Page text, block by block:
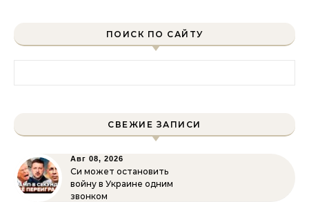
ПОИСК ПО САЙТУ
СВЕЖИЕ ЗАПИСИ
Авг 08, 2026
Си может остановить
войну в Украине одним
звонком